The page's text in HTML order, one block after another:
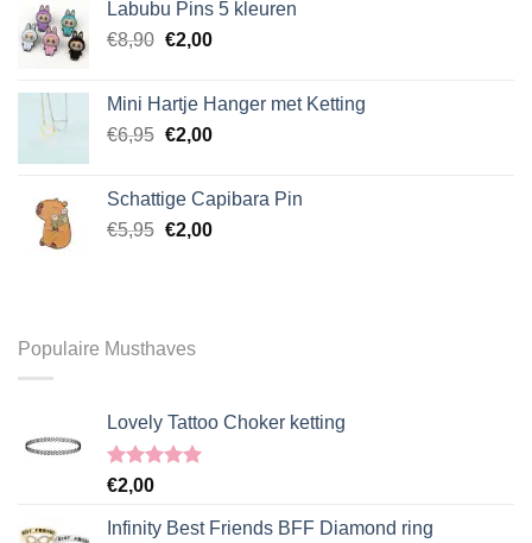
€10,90.€2,00.
Labubu Pins 5 kleuren
€8,90 Oorspronkelijke
€8,90.
€2,00Huidige
€2,00.
Mini Hartje Hanger met Ketting
€6,95 Oorspronkelijke
€6,95.
€2,00Huidige
€2,00.
Schattige Capibara Pin
€5,95 Oorspronkelijke
€2,00Huidige
Populaire Musthaves
Lovely Tattoo Choker ketting
Gewaardeerd
€2,00
Infinity Best Friends BFF Diamond ring